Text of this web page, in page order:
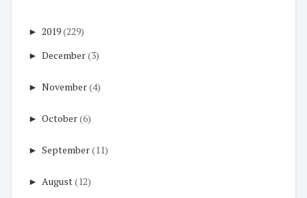
► 2019(229)
► December(3)
► November(4)
► October(6)
► September(11)
► August(12)